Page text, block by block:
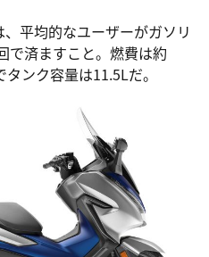
平均的なユーザーがガソリ
で済ますこと。燃費は約
ンク容量は11.5Lだ。